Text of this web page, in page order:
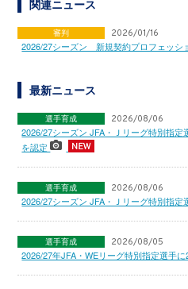
関連ニュース
審判 2026/01/16
2026/27シーズン 新規契約プロフェッシ
最新ニュース
選手育成 2026/08/06
2026/27シーズン JFA・Ｊリーグ特別指定
を認定
選手育成 2026/08/06
2026/27シーズン JFA・Ｊリーグ特別指
選手育成 2026/08/05
2026/27年JFA・WEリーグ特別指定選手